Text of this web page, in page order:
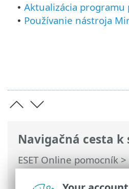
Navigačná cesta
ESET Online pomocník>
Security>Inštalácia/
Inštalácia ESET Mail
• Aktualizácia
• Používanie nástroja